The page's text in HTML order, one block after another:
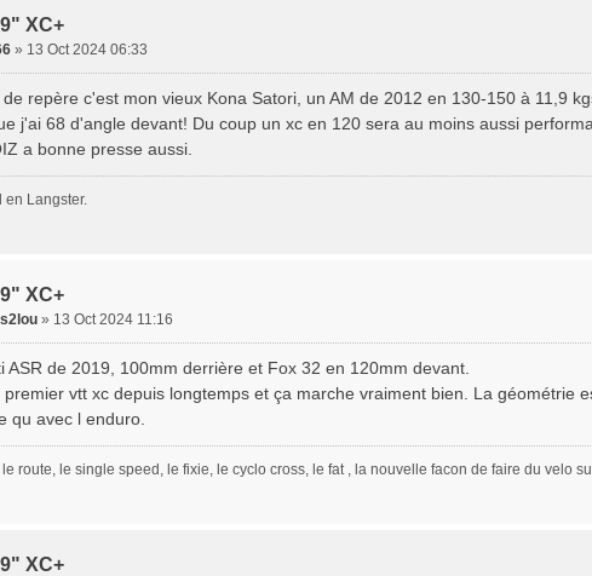
XC+
» 13 Oct 2024 06:33
repère c'est mon vieux Kona Satori, un AM de 2012 en 130-150 à 11,9
j'ai 68 d'angle devant! Du coup un xc en 120 sera au moins aussi
a bonne presse aussi.
en Langster.
XC+
» 13 Oct 2024 11:16
ASR de 2019, 100mm derrière et Fox 32 en 120mm devant.
premier vtt xc depuis longtemps et ça marche vraiment bien. La géométrie
qu avec l enduro.
route, le single speed, le fixie, le cyclo cross, le fat , la nouvelle facon de faire du velo
XC+